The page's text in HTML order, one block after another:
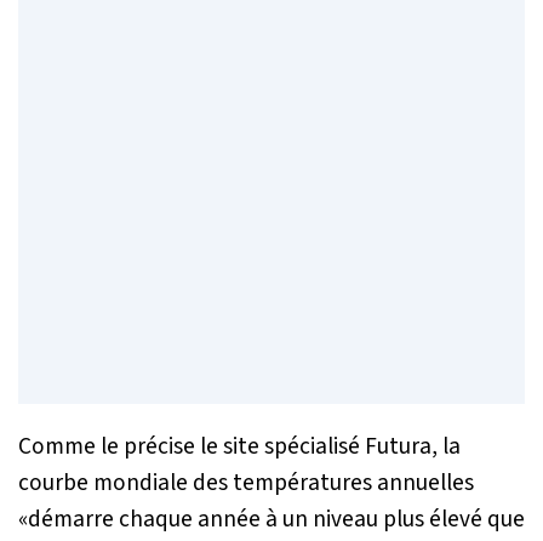
Comme le précise le site spécialisé Futura, la
courbe mondiale des températures annuelles
«démarre chaque année à un niveau plus élevé que